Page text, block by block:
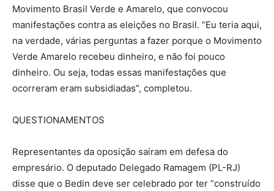
Movimento Brasil Verde e Amarelo, que convocou
manifestações contra as eleições no Brasil. “Eu teria aqui,
na verdade, várias perguntas a fazer porque o Movimento
Verde Amarelo recebeu dinheiro, e não foi pouco
dinheiro. Ou seja, todas essas manifestações que
ocorreram eram subsidiadas”, completou.
QUESTIONAMENTOS
Representantes da oposição saíram em defesa do
empresário. O deputado Delegado Ramagem (PL-RJ)
disse que o Bedin deve ser celebrado por ter “construído